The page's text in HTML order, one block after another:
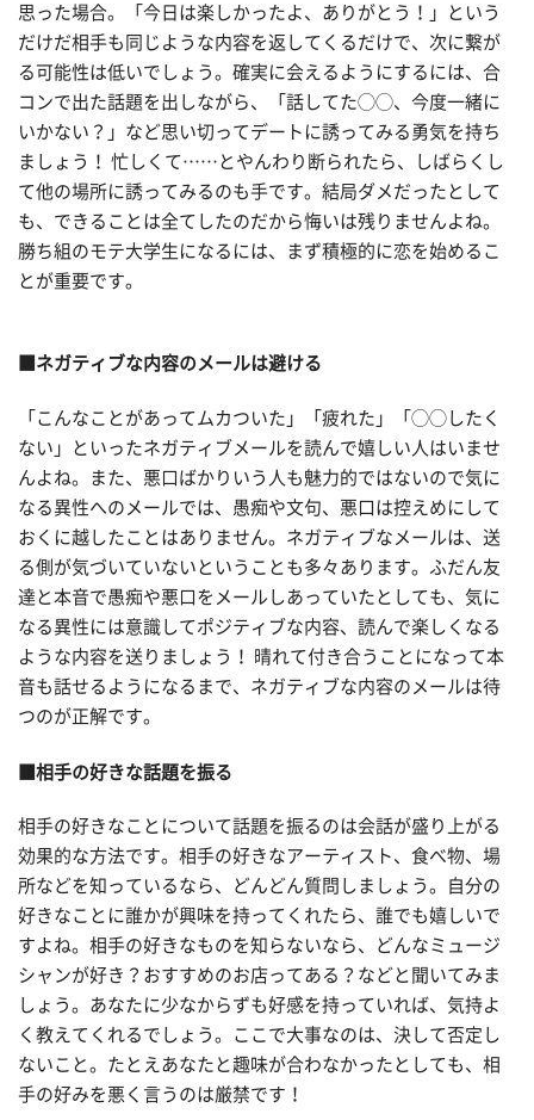
思った場合。「今日は楽しかったよ、ありがとう！」という
だけだ相手も同じような内容を返してくるだけで、次に繋が
る可能性は低いでしょう。確実に会えるようにするには、合
コンで出た話題を出しながら、「話してた◯◯、今度一緒に
いかない？」など思い切ってデートに誘ってみる勇気を持ち
ましょう！ 忙しくて……とやんわり断られたら、しばらくし
て他の場所に誘ってみるのも手です。結局ダメだったとして
も、できることは全てしたのだから悔いは残りませんよね。
勝ち組のモテ大学生になるには、まず積極的に恋を始めるこ
とが重要です。
■ネガティブな内容のメールは避ける
「こんなことがあってムカついた」「疲れた」「◯◯したく
ない」といったネガティブメールを読んで嬉しい人はいませ
んよね。また、悪口ばかりいう人も魅力的ではないので気に
なる異性へのメールでは、愚痴や文句、悪口は控えめにして
おくに越したことはありません。ネガティブなメールは、送
る側が気づいていないということも多々あります。ふだん友
達と本音で愚痴や悪口をメールしあっていたとしても、気に
なる異性には意識してポジティブな内容、読んで楽しくなる
ような内容を送りましょう！ 晴れて付き合うことになって本
音も話せるようになるまで、ネガティブな内容のメールは待
つのが正解です。
■相手の好きな話題を振る
相手の好きなことについて話題を振るのは会話が盛り上がる
効果的な方法です。相手の好きなアーティスト、食べ物、場
所などを知っているなら、どんどん質問しましょう。自分の
好きなことに誰かが興味を持ってくれたら、誰でも嬉しいで
すよね。相手の好きなものを知らないなら、どんなミュージ
シャンが好き？おすすめのお店ってある？などと聞いてみま
しょう。あなたに少なからずも好感を持っていれば、気持よ
く教えてくれるでしょう。ここで大事なのは、決して否定し
ないこと。たとえあなたと趣味が合わなかったとしても、相
手の好みを悪く言うのは厳禁です！